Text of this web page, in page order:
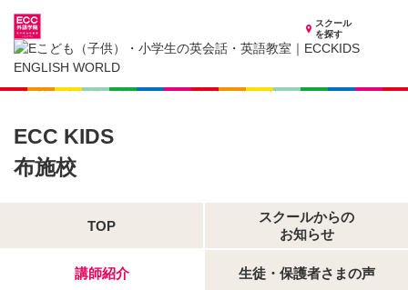
スクール
を探す
大阪府の子供英会話・英語教室
子供（小学生）英会話・英語教室 ECCKIDS 布施校
講師紹介
ECC KIDS
布施校
TOP
スクールからの
お知らせ
講師紹介 生徒・保護者さまの声